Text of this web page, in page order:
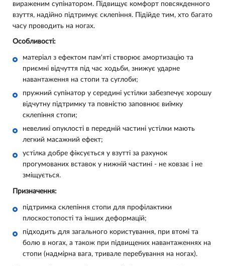
вираженим супінатором. Підвищує комфорт повсякденного
взуття, надійно підтримує склепіння. Підійде тим, хто багато
часу проводить на ногах.
Особливості:
матеріал з ефектом пам'яті створює амортизацію та
приємні відчуття під час ходьби, знижує ударне
навантаження на стопи та суглоби;
пружний супінатор у середині устілки забезпечує хорошу
відчутну підтримку та повністю заповнює виїмку
склепіння стопи;
невеликі опуклості в передній частині устілки мають
легкий масажний ефект;
устілка добре фіксується у взутті за рахунок
прогумованих вставок у нижній частині - не ковзає і не
зміщується.
Призначення:
підтримка склепіння стопи для профілактики
плоскостопості та інших деформацій;
підходить для загального користування, при втомі та
болю в ногах, а також при підвищених навантаженнях на
стопи (надмірна вага, тривале перебування на ногах).